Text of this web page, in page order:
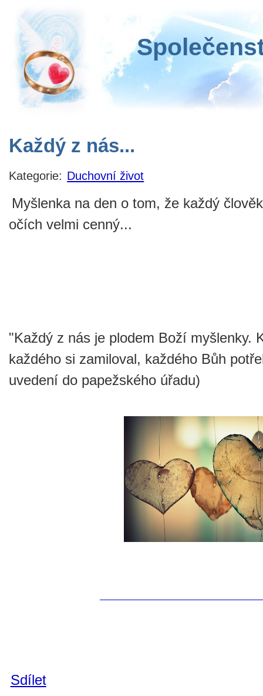
Každý z nás...
Kategorie: Duchovní život
Myšlenka na den o tom, že každý
očích velmi cenný...
"Každý z nás je plodem Boží myšlenky.
každého si zamiloval, každého Bůh
uvedení do papežského úřadu)
Sdílet